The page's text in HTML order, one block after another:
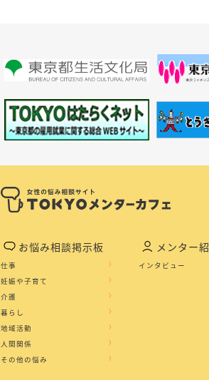
お悩み相談掲示板
仕事
妊娠や子育て
介護
暮らし
地域活動
人間関係
その他の悩み
メンター
インタビュー